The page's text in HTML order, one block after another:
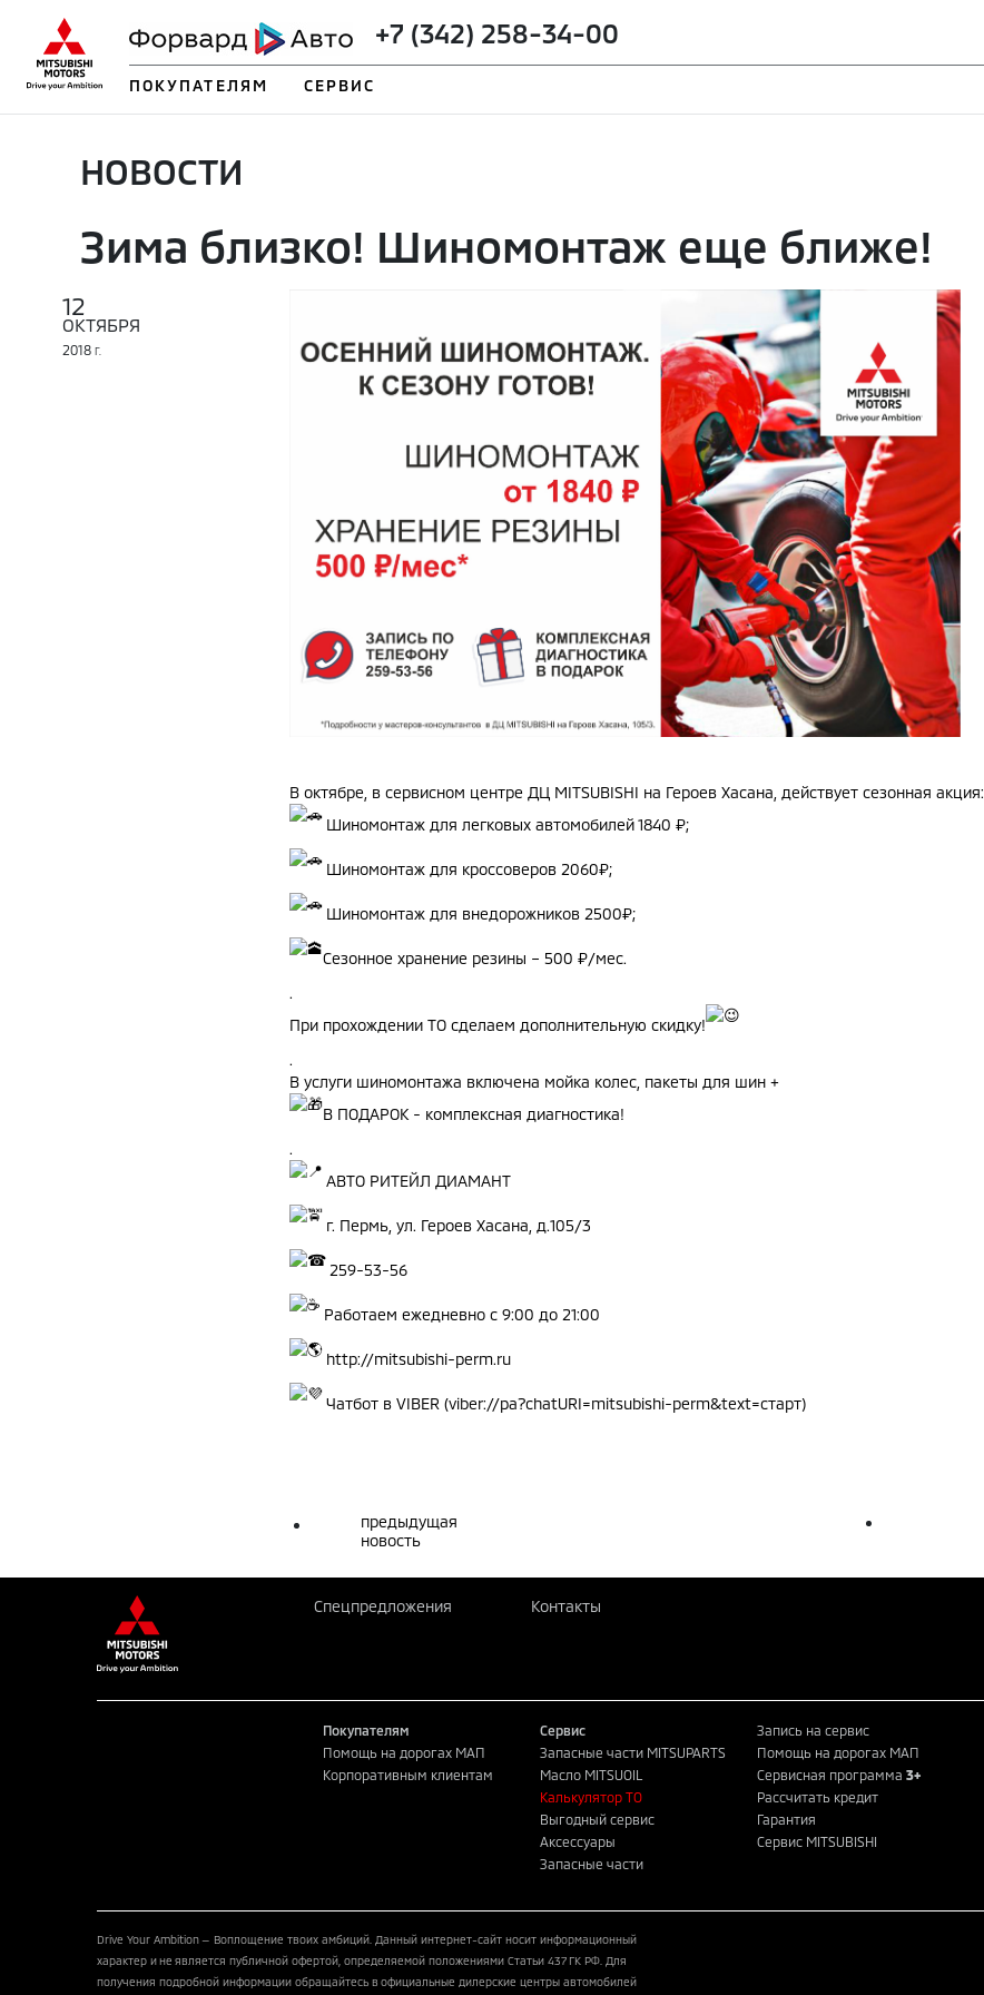
+7 (342) 258-34-00
ПОКУПАТЕЛЯМ СЕРВИС
НОВОСТИ
Зима близко! Шиномонтаж еще ближе!
12
ОКТЯБРЯ
2018 Г.
В октябре, в сервисном центре ДЦ MITSUBISHI на Героев Хасана, действует сезонная акция:
Шиномонтаж для легковых автомобилей 1840 ₽;
Шиномонтаж для кроссоверов 2060₽;
Шиномонтаж для внедорожников 2500₽;
Сезонное хранение резины – 500 ₽/мес.
.
При прохождении ТО сделаем дополнительную скидку!
.
В услуги шиномонтажа включена мойка колес, пакеты для шин +
В ПОДАРОК - комплексная диагностика!
.
АВТО РИТЕЙЛ ДИАМАНТ
г. Пермь, ул. Героев Хасана, д.105/3
259-53-56
Работаем ежедневно с 9:00 до 21:00
http://mitsubishi-perm.ru
Чатбот в VIBER (viber://pa?chatURI=mitsubishi-perm&text=старт)
предыдущая
новость
Спецпредложения Контакты
Покупателям
Помощь на дорогах МАП
Корпоративным клиентам
Сервис
Запасные части MITSUPARTS
Масло MITSUOIL
Калькулятор ТО
Выгодный сервис
Аксессуары
Запасные части
Запись на сервис
Помощь на дорогах МАП
Сервисная программа 3+
Рассчитать кредит
Гарантия
Сервис MITSUBISHI
Drive Your Ambition — Воплощение твоих амбиций. Данный интернет-сайт носит информационный
характер и не является публичной офертой, определяемой положениями Статьи 437 ГК РФ. Для
получения подробной информации обращайтесь в официальные дилерские центры автомобилей